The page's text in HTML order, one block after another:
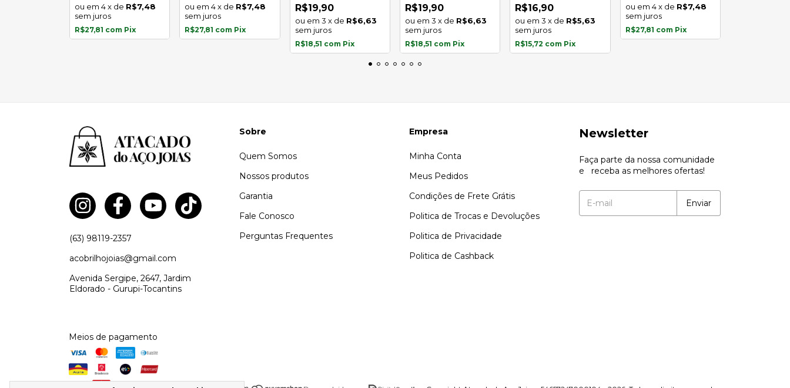
4x de R$7,48
sem juros
R$27,81 com Pix
4 x de R$7,48
sem juros
R$27,81 com Pix
R$19,90
3 x de R$6,63
sem juros
R$18,51 com Pix
R$19,90
3 x de R$6,63
sem juros
R$18,51 com Pix
R$16,90
3 x de R$5,63
sem juros
R$15,72 com Pix
4 x de R$7,48
sem juros
R$27,81 com Pix
(63) 98119-2357
acobrilhojoias@gmail.com
Avenida Sergipe, 2647, Jardim
Eldorado - Gurupi-Tocantins
Sobre
Quem Somos
Nossos produtos
Garantia
Fale Conosco
Perguntas Frequentes
Empresa
Minha Conta
Meus Pedidos
Condições de Frete Grátis
Politica de Trocas e Devoluções
Politica de Privacidade
Politica de Cashback
Newsletter
Faça parte da nossa comunidade
e receba as melhores ofertas!
Meios de pagamento